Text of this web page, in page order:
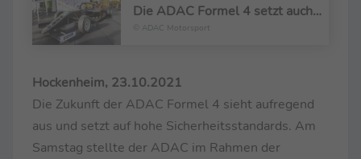
Die ADAC Formel 4 setzt auch 2022 auf Tatuus, Abarth und Pirelli
© ADAC Motorsport
Hockenheim, 23.10.2021
Die Zukunft der ADAC Formel 4 sieht aufregend
aus und setzt auf hohe Sicherheitsstandards. Am
Samstag stellte der ADAC im Rahmen der